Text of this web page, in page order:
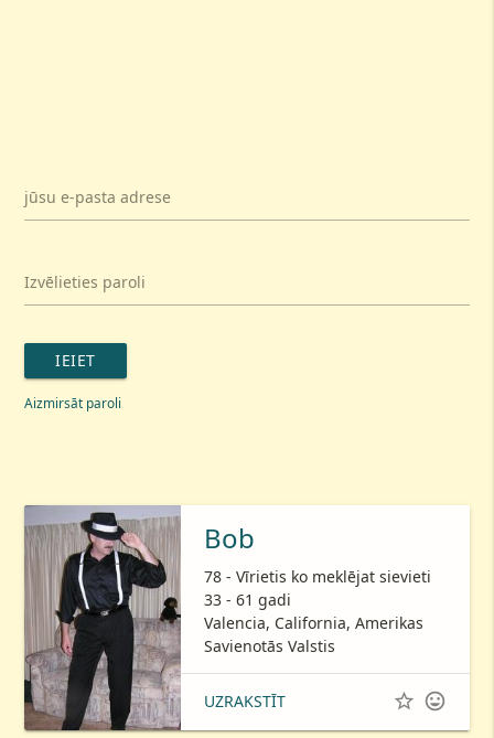
jūsu e-pasta adrese
Izvēlieties paroli
IEIET
Aizmirsāt paroli
Bob
78 - Vīrietis ko meklējat sievieti
33 - 61 gadi
Valencia, California, Amerikas
Savienotās Valstis
UZRAKSTĪT  